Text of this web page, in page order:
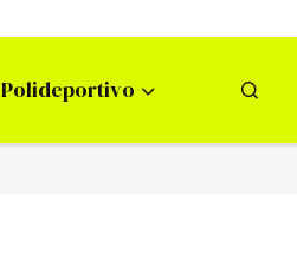
Polideportivo